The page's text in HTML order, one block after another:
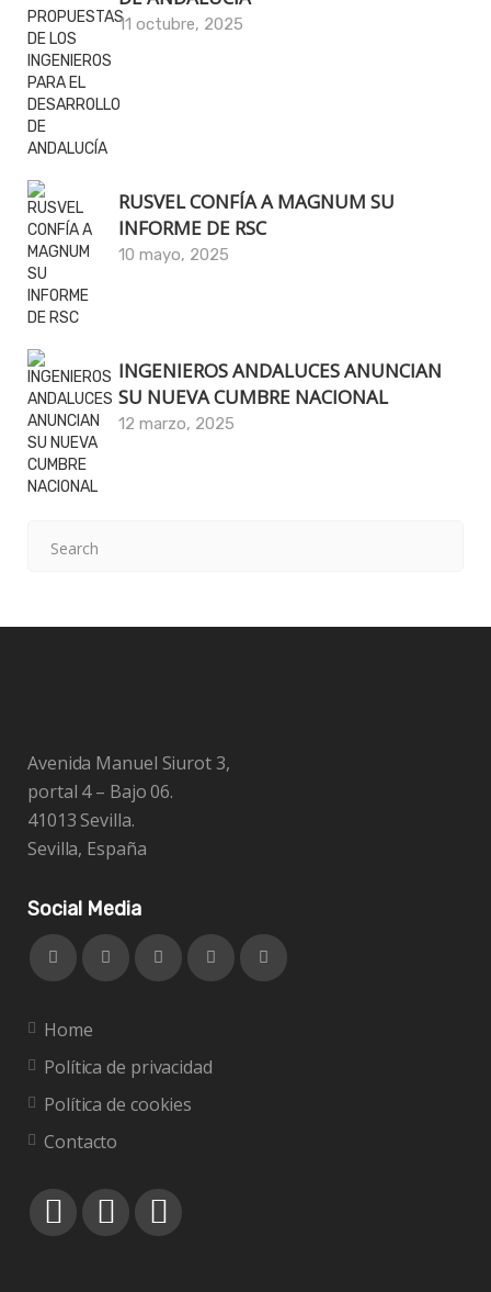
11 octubre, 2025
RUSVEL CONFÍA A MAGNUM SU
INFORME DE RSC
10 mayo, 2025
INGENIEROS ANDALUCES ANUNCIAN
SU NUEVA CUMBRE NACIONAL
12 marzo, 2025
Avenida Manuel Siurot 3,
portal 4 – Bajo 06.
41013 Sevilla.
Sevilla, España
Social Media
Home
Política de privacidad
Política de cookies
Contacto